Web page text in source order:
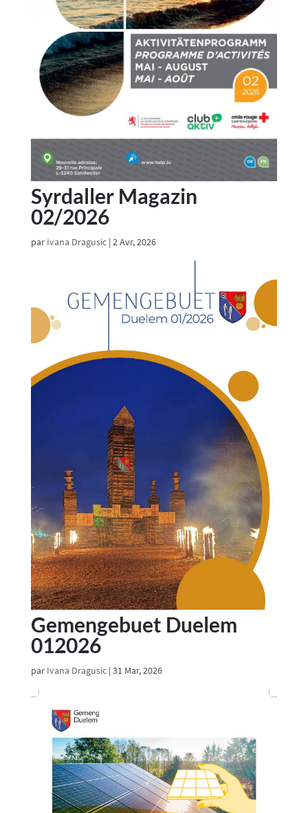
Syrdaller Magazin
02/2026
par Ivana Dragusic| 2 Avr, 2026
Gemengebuet Duelem
012026
par Ivana Dragusic| 31 Mar, 2026